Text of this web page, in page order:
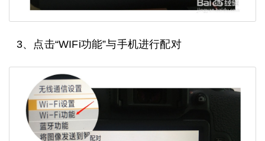
3、点击“WIFi功能”与手机进行配对